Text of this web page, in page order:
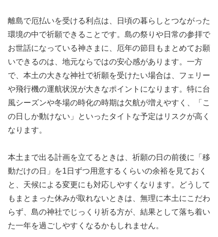
離島で厄払いを受ける利点は、日頃の暮らしとつながった
環境の中で祈願できることです。島の祭りや日常の参拝で
お世話になっている神さまに、厄年の節目もまとめてお願
いできるのは、地元ならではの安心感があります。一方
で、本土の大きな神社で祈願を受けたい場合は、フェリー
や飛行機の運航状況が大きなポイントになります。特に台
風シーズンや冬場の時化の時期は欠航が増えやすく、「こ
の日しか動けない」といったタイトな予定はリスクが高く
なります。
本土まで出る計画を立てるときは、祈願の日の前後に「移
動だけの日」を1日ずつ用意するくらいの余裕を見ておく
と、天候による変更にも対応しやすくなります。どうして
もまとまった休みが取れないときは、無理に本土にこだわ
らず、島の神社でじっくり祈る方が、結果として落ち着い
た一年を過ごしやすくなるかもしれません。